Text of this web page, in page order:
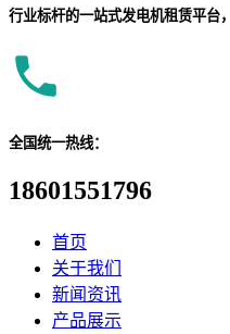
行业标杆的一站式发电机租赁平台
全国统一热线：
18601551796
首页
关于我们
新闻资讯
产品展示